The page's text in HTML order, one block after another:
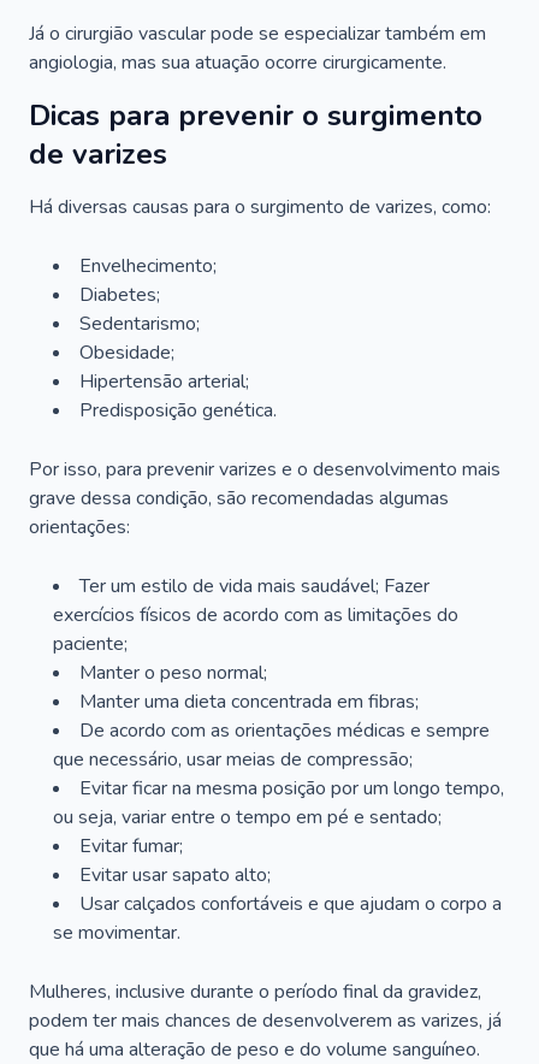
Já o cirurgião vascular pode se especializar também em
angiologia, mas sua atuação ocorre cirurgicamente.
Dicas para prevenir o surgimento
de varizes
Há diversas causas para o surgimento de varizes, como:
Envelhecimento;
Diabetes;
Sedentarismo;
Obesidade;
Hipertensão arterial;
Predisposição genética.
Por isso, para prevenir varizes e o desenvolvimento mais
grave dessa condição, são recomendadas algumas
orientações:
Ter um estilo de vida mais saudável; Fazer
exercícios físicos de acordo com as limitações do
paciente;
Manter o peso normal;
Manter uma dieta concentrada em fibras;
De acordo com as orientações médicas e sempre
que necessário, usar meias de compressão;
Evitar ficar na mesma posição por um longo tempo,
ou seja, variar entre o tempo em pé e sentado;
Evitar fumar;
Evitar usar sapato alto;
Usar calçados confortáveis e que ajudam o corpo a
se movimentar.
Mulheres, inclusive durante o período final da gravidez,
podem ter mais chances de desenvolverem as varizes, já
que há uma alteração de peso e do volume sanguíneo.